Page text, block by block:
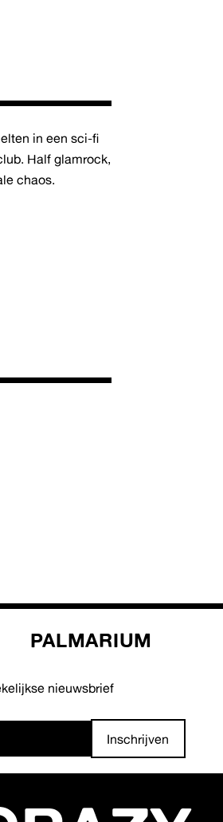
in een sci-fi
Half glamrock,
chaos.
PALMARIUM
nieuwsbrief
Inschrijven